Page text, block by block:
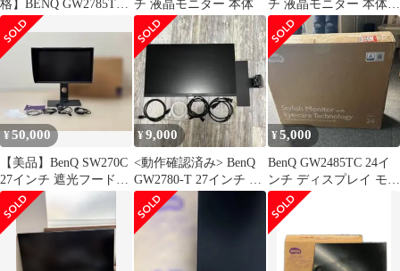
格】BENQ GW2785TC
純正 モニタースタンド
のみ
チ 液晶モニター 本体
チ 液晶モニター 本体と
モニター台セット
¥50,000
【美品】BenQ SW270C
27インチ 遮光フード・
ケーブル類
¥9,000
<動作確認済み> BenQ
GW2780-T 27インチ 液
晶モニター
¥5,000
BenQ GW2485TC 24イ
ンチ ディスプレイ モニ
ター